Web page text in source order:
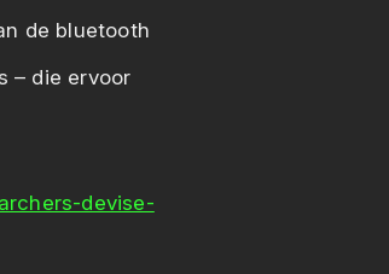
de bluetooth
– die ervoor
devise-